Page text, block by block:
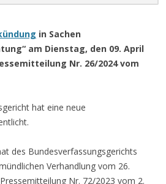
in Sachen
am Dienstag, den 09. April
Nr. 26/2024 vom
hat eine neue
des Bundesverfassungsgerichts
Verhandlung vom 26.
Nr. 72/2023 vom 2.